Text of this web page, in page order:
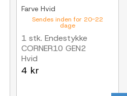
Sendes inden for 20-22
dage
Farve Hvid
1 stk. Endestykke
CORNER10 GEN2
Hvid
4 kr